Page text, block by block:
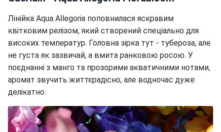
Лінійка Aqua Allegoria поповнилася яскравим
квітковим релізом, який створений спеціально для
високих температур. Головна зірка тут - тубероза, але
не густа як зазвичай, а вмита ранковою росою. У
поєднанні з манго та прозорими акватичними нотами,
аромат звучить життєрадісно, але водночас дуже
делікатно.